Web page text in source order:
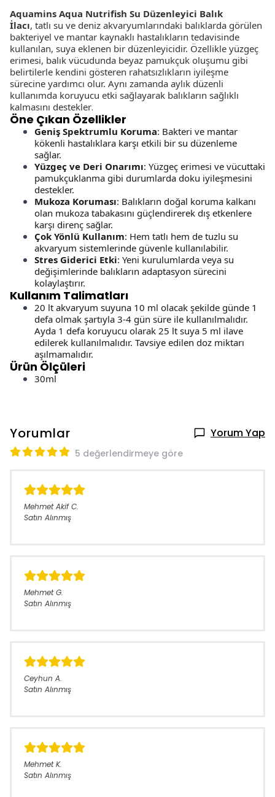
Aquamins Aqua Nutrifish Su Düzenleyici Balık
İlacı, tatlı su ve deniz akvaryumlarındaki balıklarda görülen
bakteriyel ve mantar kaynaklı hastalıkların tedavisinde
kullanılan, suya eklenen bir düzenleyicidir. Özellikle yüzgeç
erimesi, balık vücudunda beyaz pamukçuk oluşumu gibi
belirtilerle kendini gösteren rahatsızlıkların iyileşme
sürecine yardımcı olur. Aynı zamanda aylık düzenli
kullanımda koruyucu etki sağlayarak balıkların sağlıklı
kalmasını destekler.
Öne Çıkan Özellikler
Geniş Spektrumlu Koruma: Bakteri ve mantar
kökenli hastalıklara karşı etkili bir su düzenleme
sağlar.
Yüzgeç ve Deri Onarımı: Yüzgeç erimesi ve vücuttaki
pamukçuklanma gibi durumlarda doku iyileşmesini
destekler.
Mukoza Koruması: Balıkların doğal koruma kalkanı
olan mukoza tabakasını güçlendirerek dış etkenlere
karşı direnç sağlar.
Çok Yönlü Kullanım: Hem tatlı hem de tuzlu su
akvaryum sistemlerinde güvenle kullanılabilir.
Stres Giderici Etki: Yeni kurulumlarda veya su
değişimlerinde balıkların adaptasyon sürecini
kolaylaştırır.
Kullanım Talimatları
20 lt akvaryum suyuna 10 ml olacak şekilde günde 1
defa olmak şartıyla 3-4 gün süre ile kullanılmalıdır.
Ayda 1 defa koruyucu olarak 25 lt suya 5 ml ilave
edilerek kullanılmalıdır. Tavsiye edilen doz miktarı
aşılmamalıdır.
Ürün Ölçüleri
30ml
Yorumlar Yorum Yap
5 değerlendirmeye göre
Mehmet Akif C.
Satın Alınmış
Mehmet G.
Satın Alınmış
Ceyhun A.
Satın Alınmış
Mehmet K.
Satın Alınmış